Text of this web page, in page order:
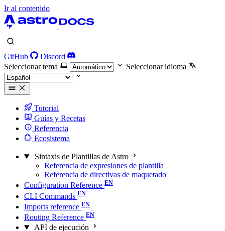
Ir al contenido
GitHub
Discord
Seleccionar tema
Seleccionar idioma
Tutorial
Guías y Recetas
Referencia
Ecosistema
Sintaxis de Plantillas de Astro
Referencia de expresiones de plantilla
Referencia de directivas de maquetado
Configuration Reference
CLI Commands
Imports reference
Routing Reference
API de ejecución